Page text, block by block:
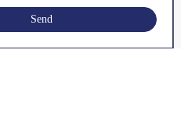
Send